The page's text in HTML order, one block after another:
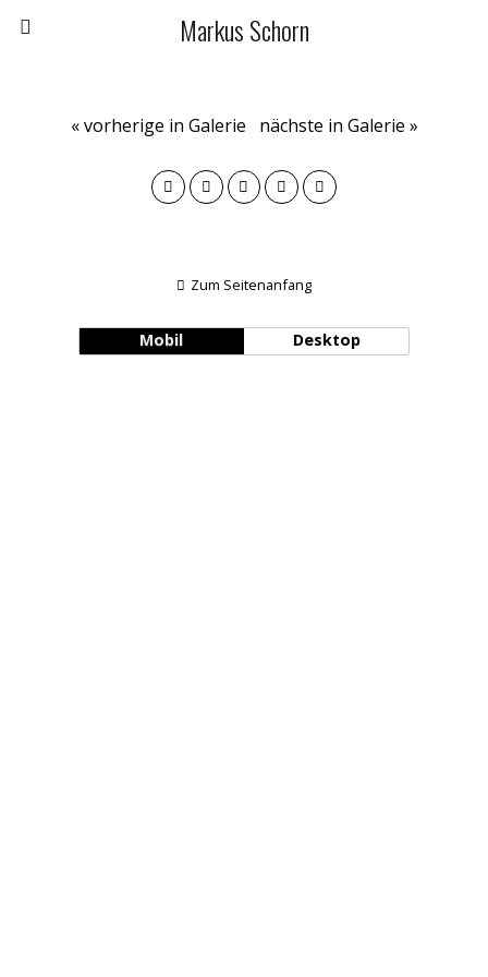
Markus Schorn
« vorherige in Galerie nächste in Galerie »
Zum Seitenanfang
Mobil Desktop